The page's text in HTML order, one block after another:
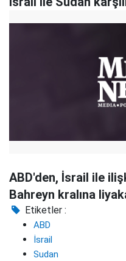
ABD'den, İsrail ile
Bahreyn kralına
Etiketler :
ABD
İsrail
Sudan